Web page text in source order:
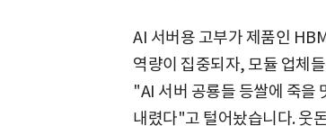
AI 서버용 고부가 제품인
역량이 집중되자, 모듈 업체
"AI 서버 공룡들 등쌀에 죽을
내렸다"고 털어놨습니다. 웃